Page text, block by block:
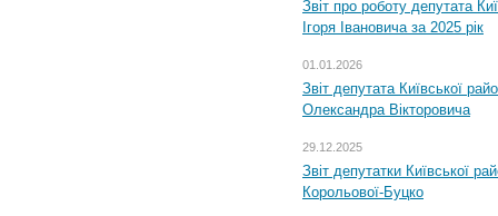
Звіт про роботу депутата
Ігоря Івановича за 2025 рік
01.01.2026
Звіт депутата Київської
Олександра Вікторовича
29.12.2025
Звіт депутатки Київської
Корольової-Буцко